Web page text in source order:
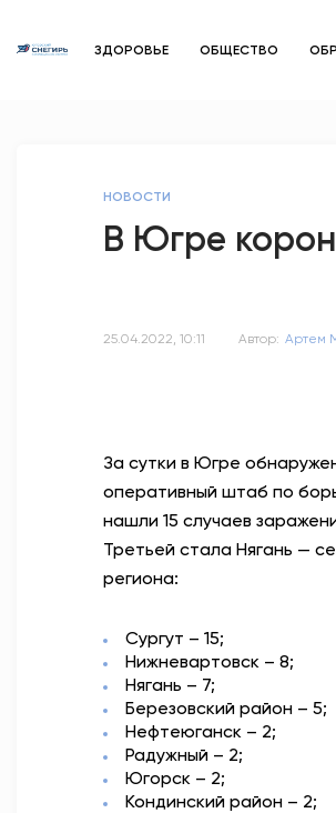
ЗДОРОВЬЕ ОБЩЕСТВО
НОВОСТИ
В Югре
25.04.2022, 10:11 Автор: Артем
За сутки в Югре
оперативный штаб по
нашли 15 случаев
Третьей стала Нягань —
региона:
Сургут – 15;
Нижневартовск – 8;
Нягань – 7;
Березовский район – 5;
Нефтеюганск – 2;
Радужный – 2;
Югорск – 2;
Кондинский район – 2;